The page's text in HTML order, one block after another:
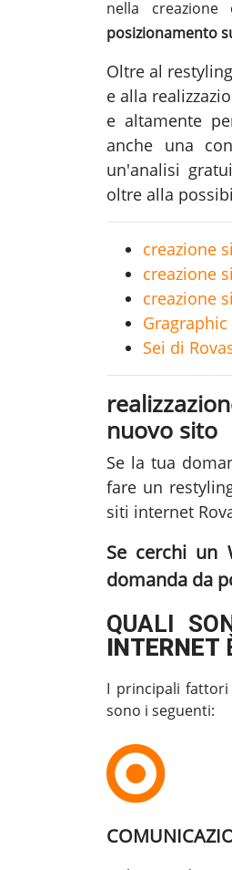
nella
posizionamento
Oltre al
e alla
e altamente
anche una
un'analisi
oltre alla
creazione
creazione
creazione
Sei di
nuovo sito
Se la tua
fare un
siti internet
Se cerchi un
domanda da
QUALI
INTERNET
I principali fattori
sono i seguenti: